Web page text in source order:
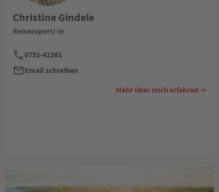
Christine Gindele
Reiseexpert/-in
0751-42261
Email schreiben
Mehr über mich erfahren ->